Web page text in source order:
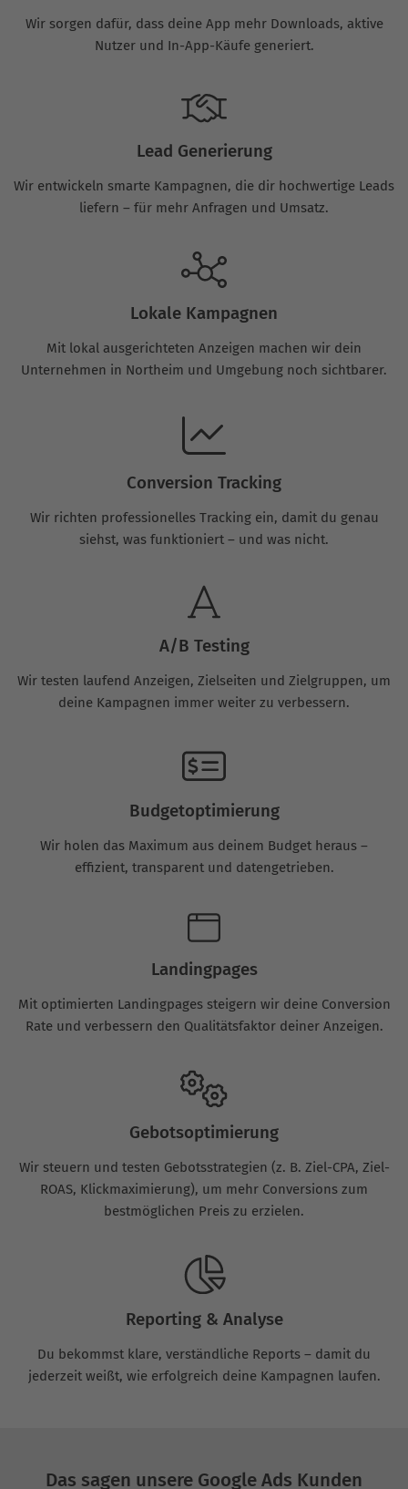
Wir sorgen dafür, dass deine App mehr Downloads, aktive
Nutzer und In-App-Käufe generiert.
Lead Generierung
Wir entwickeln smarte Kampagnen, die dir hochwertige Leads
liefern – für mehr Anfragen und Umsatz.
Lokale Kampagnen
Mit lokal ausgerichteten Anzeigen machen wir dein
Unternehmen in Northeim und Umgebung noch sichtbarer.
Conversion Tracking
Wir richten professionelles Tracking ein, damit du genau
siehst, was funktioniert – und was nicht.
A/B Testing
Wir testen laufend Anzeigen, Zielseiten und Zielgruppen, um
deine Kampagnen immer weiter zu verbessern.
Budgetoptimierung
Wir holen das Maximum aus deinem Budget heraus –
effizient, transparent und datengetrieben.
Landingpages
Mit optimierten Landingpages steigern wir deine Conversion
Rate und verbessern den Qualitätsfaktor deiner Anzeigen.
Gebotsoptimierung
Wir steuern und testen Gebotsstrategien (z. B. Ziel-CPA, Ziel-
ROAS, Klickmaximierung), um mehr Conversions zum
bestmöglichen Preis zu erzielen.
Reporting & Analyse
Du bekommst klare, verständliche Reports – damit du
jederzeit weißt, wie erfolgreich deine Kampagnen laufen.
Das sagen unsere Google Ads Kunden